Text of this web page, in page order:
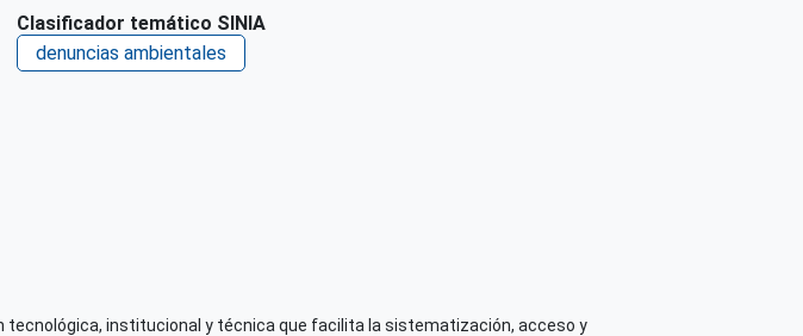
Clasificador temático SINIA
denuncias ambientales
tecnológica, institucional y técnica que facilita la sistematización, acceso y